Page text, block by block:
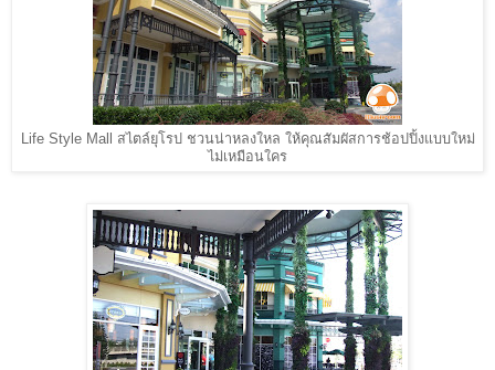
Life Style Mall สไตล์ยุโรป ชวนน่าหลงใหล ให้คุณสัมผัสการช้อปปิ้งแบบใหม่
ไม่เหมือนใคร